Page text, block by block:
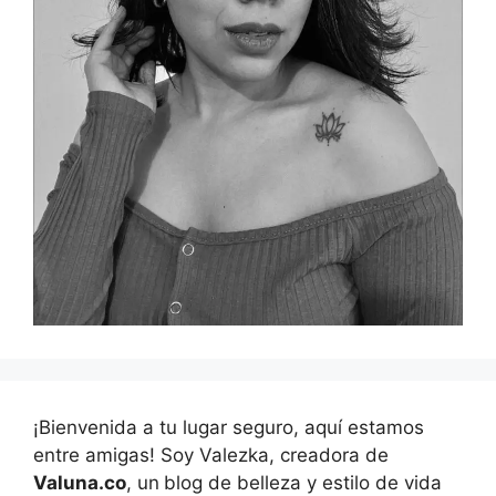
¡Bienvenida a tu lugar seguro, aquí estamos
entre amigas! Soy Valezka, creadora de
Valuna.co, un blog de belleza y estilo de vida